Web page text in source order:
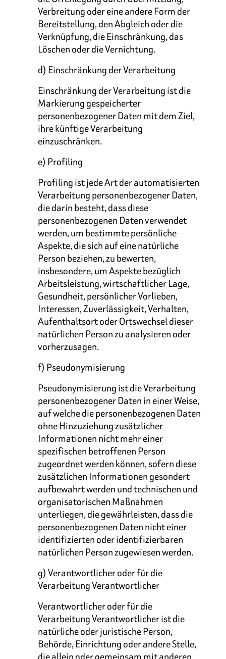
Verbreitung oder eine andere Form der
Bereitstellung, den Abgleich oder die
Verknüpfung, die Einschränkung, das
Löschen oder die Vernichtung.
d) Einschränkung der Verarbeitung
Einschränkung der Verarbeitung ist die
Markierung gespeicherter
personenbezogener Daten mit dem Ziel,
ihre künftige Verarbeitung
einzuschränken.
e) Profiling
Profiling ist jede Art der automatisierten
Verarbeitung personenbezogener Daten,
die darin besteht, dass diese
personenbezogenen Daten verwendet
werden, um bestimmte persönliche
Aspekte, die sich auf eine natürliche
Person beziehen, zu bewerten,
insbesondere, um Aspekte bezüglich
Arbeitsleistung, wirtschaftlicher Lage,
Gesundheit, persönlicher Vorlieben,
Interessen, Zuverlässigkeit, Verhalten,
Aufenthaltsort oder Ortswechsel dieser
natürlichen Person zu analysieren oder
vorherzusagen.
f) Pseudonymisierung
Pseudonymisierung ist die Verarbeitung
personenbezogener Daten in einer Weise,
auf welche die personenbezogenen Daten
ohne Hinzuziehung zusätzlicher
Informationen nicht mehr einer
spezifischen betroffenen Person
zugeordnet werden können, sofern diese
zusätzlichen Informationen gesondert
aufbewahrt werden und technischen und
organisatorischen Maßnahmen
unterliegen, die gewährleisten, dass die
personenbezogenen Daten nicht einer
identifizierten oder identifizierbaren
natürlichen Person zugewiesen werden.
g) Verantwortlicher oder für die
Verarbeitung Verantwortlicher
Verantwortlicher oder für die
Verarbeitung Verantwortlicher ist die
natürliche oder juristische Person,
Behörde, Einrichtung oder andere Stelle,